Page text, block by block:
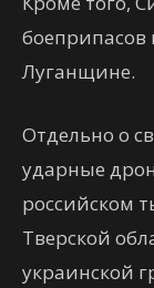
боеприпасов
Луганщине.
Отдельно о
ударные
российском
Тверской
украинской